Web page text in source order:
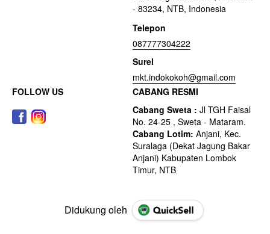
- 83234, NTB, Indonesia
Telepon
087777304222
Surel
mkt.indokokoh@gmail.com
FOLLOW US
CABANG RESMI
Didukung oleh